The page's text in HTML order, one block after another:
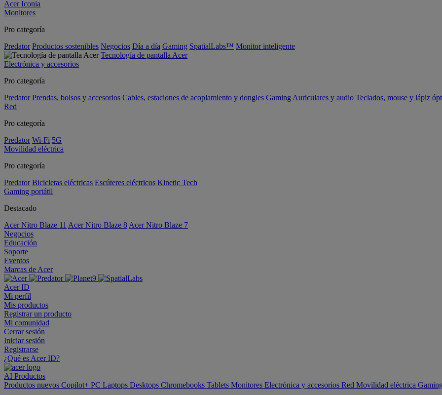
Acer Iconia
Monitores
Pro categoría
Predator Productos sostenibles Negocios Día a día Gaming SpatialLabs™ Monitor inteligente
Tecnología de pantalla Acer
Electrónica y accesorios
Pro categoría
Predator Prendas, bolsos y accesorios Cables, estaciones de acoplamiento y dongles Gaming Auriculares y audio Teclados, mouse y lápiz
Red
Pro categoría
Predator Wi-Fi 5G
Movilidad eléctrica
Pro categoría
Predator Bicicletas eléctricas Escúteres eléctricos Kinetic Tech
Gaming portátil
Destacado
Acer Nitro Blaze 11 Acer Nitro Blaze 8 Acer Nitro Blaze 7
Negocios
Educación
Soporte
Eventos
Marcas de Acer
Acer ID
Mi perfil
Mis productos
Registrar un producto
Mi comunidad
Cerrar sesión
Iniciar sesión
Registrarse
¿Qué es Acer ID?
AI Productos
Productos nuevos Copilot+ PC Laptops Desktops Chromebooks Tablets Monitores Electrónica y accesorios Red Movilidad eléctrica